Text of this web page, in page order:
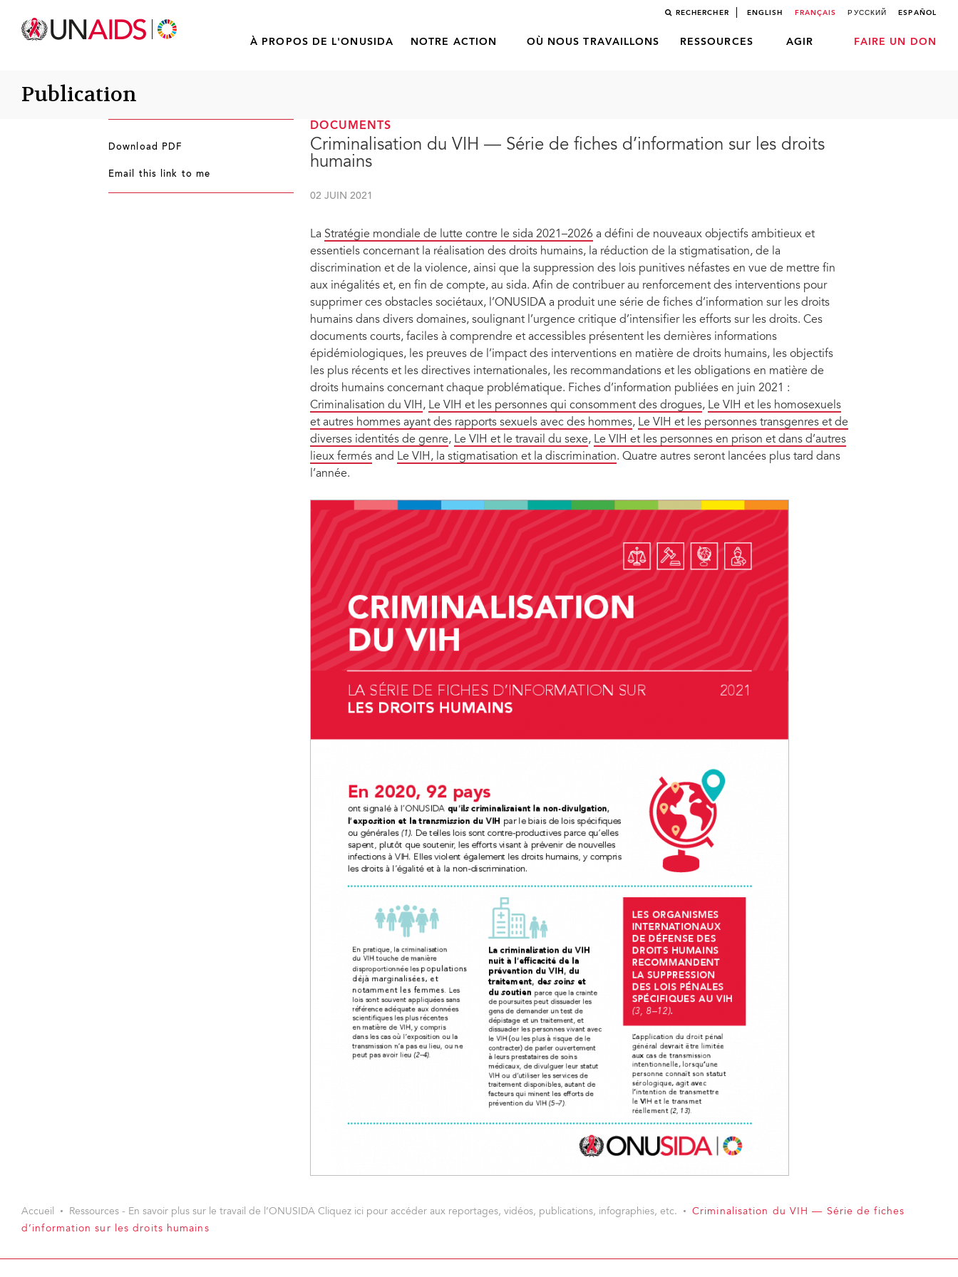
RECHERCHER ENGLISH FRANÇAIS РУССКИЙ ESPAÑOL
À PROPOS DE L'ONUSIDA NOTRE ACTION OÙ NOUS TRAVAILLONS RESSOURCES AGIR FAIRE UN DON
Publication
DOCUMENTS
Criminalisation du VIH — Série de fiches d’information sur les droits
humains
02 JUIN 2021
La Stratégie mondiale de lutte contre le sida 2021–2026 a défini de nouveaux objectifs ambitieux et
essentiels concernant la réalisation des droits humains, la réduction de la stigmatisation, de la
discrimination et de la violence, ainsi que la suppression des lois punitives néfastes en vue de mettre fin
aux inégalités et, en fin de compte, au sida. Afin de contribuer au renforcement des interventions pour
supprimer ces obstacles sociétaux, l’ONUSIDA a produit une série de fiches d’information sur les droits
humains dans divers domaines, soulignant l’urgence critique d’intensifier les efforts sur les droits. Ces
documents courts, faciles à comprendre et accessibles présentent les dernières informations
épidémiologiques, les preuves de l’impact des interventions en matière de droits humains, les objectifs
les plus récents et les directives internationales, les recommandations et les obligations en matière de
droits humains concernant chaque problématique. Fiches d’information publiées en juin 2021 :
Criminalisation du VIH , Le VIH et les personnes qui consomment des drogues, Le VIH et les homosexuels
et autres hommes ayant des rapports sexuels avec des hommes, Le VIH et les personnes transgenres et de
diverses identités de genre, Le VIH et le travail du sexe, Le VIH et les personnes en prison et dans d’autres
lieux fermés and Le VIH, la stigmatisation et la discrimination. Quatre autres seront lancées plus tard dans
l’année.
Download PDF
Email this link to me
Accueil Ressources - En savoir plus sur le travail de l’ONUSIDA Cliquez ici pour accéder aux reportages, vidéos, publications, infographies, etc.
Criminalisation du VIH — Série de fiches
d’information sur les droits humains